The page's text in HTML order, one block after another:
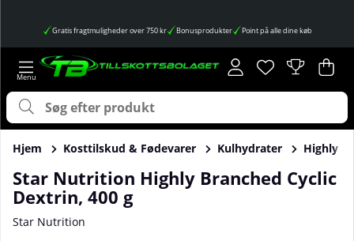
Gratis fragtmuligheder over 750 kr Bonusprodukter Point på alle dine køb
Ønskeliste
Antal på
. .
Hjem Kosttilskud & Fødevarer Kulhydrater Highly
Star Nutrition Highly Branched Cyclic
Dextrin, 400 g
Star Nutrition